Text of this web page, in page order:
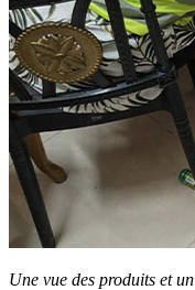
Une vue des produits et